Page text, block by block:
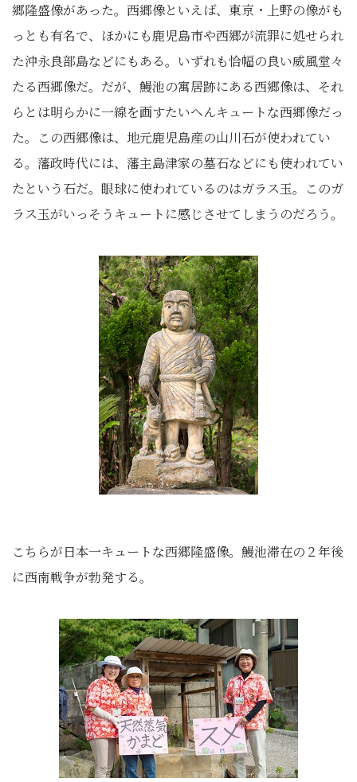
郷隆盛像があった。西郷像といえば、東京・上野の像がも
っとも有名で、ほかにも鹿児島市や西郷が流罪に処せられ
た沖永良部島などにもある。いずれも恰幅の良い威風堂々
たる西郷像だ。だが、鰻池の寓居跡にある西郷像は、それ
らとは明らかに一線を画すたいへんキュートな西郷像だっ
た。この西郷像は、地元鹿児島産の山川石が使われてい
る。藩政時代には、藩主島津家の墓石などにも使われてい
たという石だ。眼球に使われているのはガラス玉。このガ
ラス玉がいっそうキュートに感じさせてしまうのだろう。
こちらが日本一キュートな西郷隆盛像。鰻池滞在の２年後
に西南戦争が勃発する。